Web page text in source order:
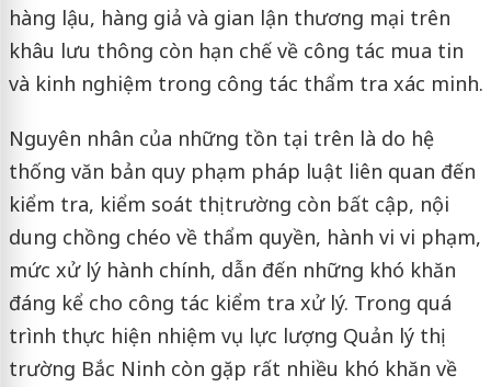
hàng lậu, hàng giả và gian lận thương mại trên
khâu lưu thông còn hạn chế về công tác mua tin
và kinh nghiệm trong công tác thẩm tra xác minh.
Nguyên nhân của những tồn tại trên là do hệ
thống văn bản quy phạm pháp luật liên quan đến
kiểm tra, kiểm soát thị trường còn bất cập, nội
dung chồng chéo về thẩm quyền, hành vi vi phạm,
mức xử lý hành chính, dẫn đến những khó khăn
đáng kể cho công tác kiểm tra xử lý. Trong quá
trình thực hiện nhiệm vụ lực lượng Quản lý thị
trường Bắc Ninh còn gặp rất nhiều khó khăn về